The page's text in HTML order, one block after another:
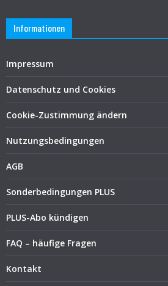
Informationen
Impressum
Datenschutz und Cookies
Cookie-Zustimmung ändern
Nutzungsbedingungen
AGB
Sonderbedingungen PLUS
PLUS-Abo kündigen
FAQ – häufige Fragen
Kontakt